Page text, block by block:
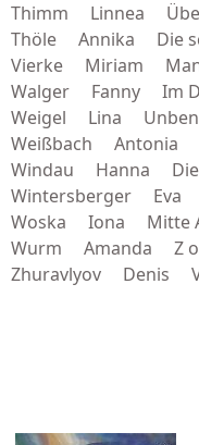
Thimm Linnea
Thöle Annika Die
Vierke Miriam
Walger Fanny Im
Weigel Lina
Weißbach Antonia
Windau Hanna Die
Wintersberger Eva
Woska Iona Mitte
Wurm Amanda Z
Zhuravlyov Denis